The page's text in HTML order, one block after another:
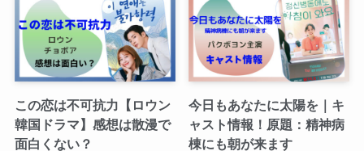
この恋は不可抗力【ロウン
韓国ドラマ】感想は散漫で
面白くない？
今日もあなたに太陽を｜キ
ャスト情報！原題：精神病
棟にも朝が来ます